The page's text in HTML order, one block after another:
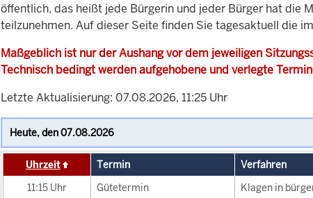
öffentlich, das heißt jede Bürgerin und jeder Bürger hat die
teilzunehmen. Auf dieser Seite finden Sie tagesaktuell die
Maßgeblich ist nur der Aushang vor dem jeweiligen
Technisch bedingt werden aufgehobene und verlegte
Letzte Aktualisierung: 07.08.2026, 11:25 Uhr
Uhrzeit Termin Verfahren
11:15 Uhr Gütetermin
Klagen in